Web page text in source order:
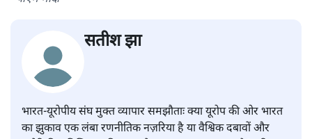
सतीश झा
भारत-यूरोपीय संघ मुक्त व्यापार समझौताः क्या यूरोप की ओर भारत
का झुकाव एक लंबा रणनीतिक नज़रिया है या वैश्विक दबावों और